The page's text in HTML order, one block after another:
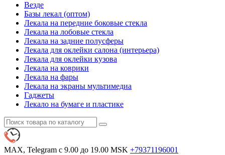
Везде
Базы лекал (оптом)
Лекала на передние боковые стекла
Лекала на лобовые стекла
Лекала на задние полусферы
Лекала для оклейки салона (интерьера)
Лекала для оклейки кузова
Лекала на коврики
Лекала на фары
Лекала на экраны мультимедиа
Гаджеты
Лекало на бумаге и пластике
MAX, Telegram с 9.00 до 19.00 MSK +79371196001